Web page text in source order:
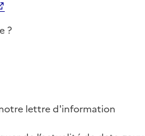
?
lettre d'information